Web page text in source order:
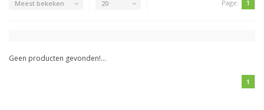
Meest bekeken 20 Page: 1
Geen producten gevonden!...
1